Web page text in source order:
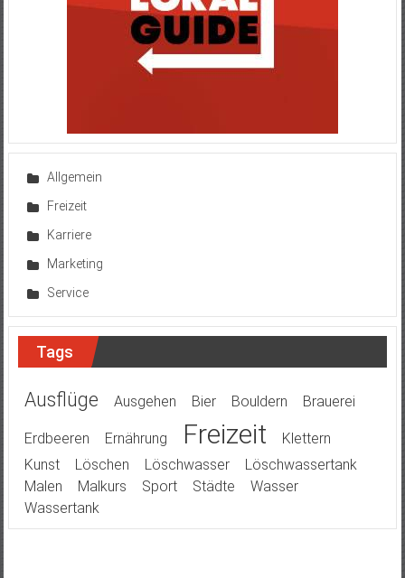
Allgemein
Freizeit
Karriere
Marketing
Service
Tags
Ausflüge Ausgehen Bier Bouldern Brauerei
Erdbeeren Ernährung Freizeit
Klettern
Kunst
Löschen Löschwasser
Löschwassertank
Malen
Malkurs Sport Städte
Wasser
Wassertank